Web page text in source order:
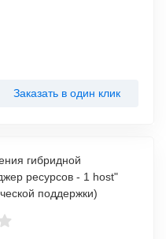
Заказать в один клик
гибридной
ресурсов - 1 host"
поддержки)